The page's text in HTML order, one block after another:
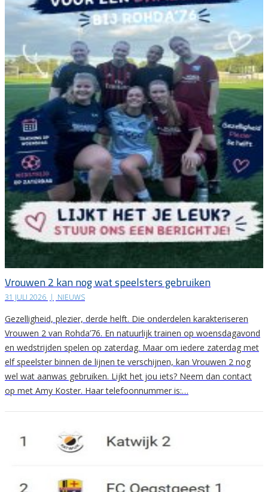
Vrouwen 2 kan nog wat speelsters gebruiken
31 JULI 2026 | NIEUWS
Gezelligheid, plezier, derde helft. Die onderdelen karakteriseren
Vrouwen 2 van Rohda’76. En natuurlijk trainen op woensdagavond
en wedstrijden spelen op zaterdag. Maar om iedere zaterdag met
elf speelster binnen de lijnen te verschijnen, kan Vrouwen 2 nog
wel wat aanwas gebruiken. Lijkt het jou iets? Neem dan contact
op met Amy Koster. Haar telefoonnummer is:…